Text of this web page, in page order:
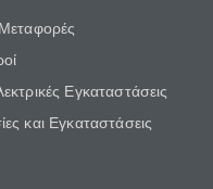
Εγκαταστάσεις
και Εγκαταστάσεις